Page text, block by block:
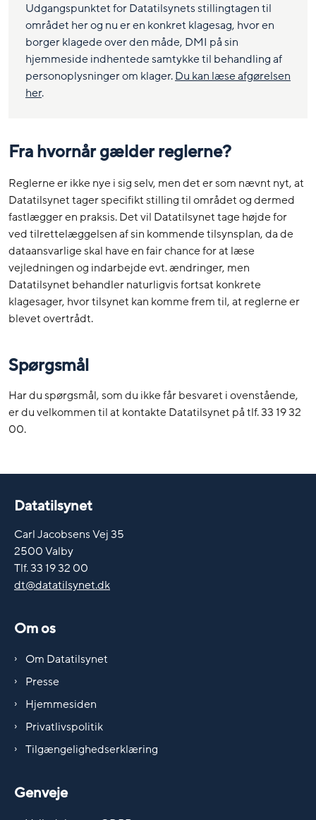
Udgangspunktet for Datatilsynets stillingtagen til
området her og nu er en konkret klagesag, hvor en
borger klagede over den måde, DMI på sin
hjemmeside indhentede samtykke til behandling af
personoplysninger om klager.Du kan læse afgørelsen
her.
Fra hvornår gælder reglerne?
Reglerne er ikke nye i sig selv, men det er som nævnt nyt, at
Datatilsynet tager specifikt stilling til området og dermed
fastlægger en praksis. Det vil Datatilsynet tage højde for
ved tilrettelæggelsen af sin kommende tilsynsplan, da de
dataansvarlige skal have en fair chance for at læse
vejledningen og indarbejde evt. ændringer, men
Datatilsynet behandler naturligvis fortsat konkrete
klagesager, hvor tilsynet kan komme frem til, at reglerne er
blevet overtrådt.
Spørgsmål
Har du spørgsmål, som du ikke får besvaret i ovenstående,
er du velkommen til at kontakte Datatilsynet på tlf. 33 19 32
00.
Datatilsynet
Carl Jacobsens Vej 35
2500 Valby
Tlf. 33 19 32 00
dt@datatilsynet.dk
Om os
Om Datatilsynet
Presse
Hjemmesiden
Privatlivspolitik
Tilgængelighedserklæring
Genveje